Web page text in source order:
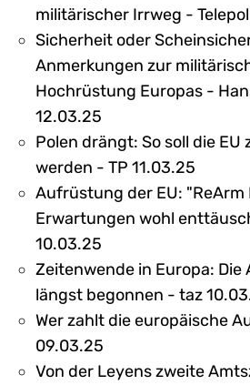
militärischer Irrweg -
Sicherheit oder
Anmerkungen zur
Hochrüstung Europas -
12.03.25
Polen drängt: So soll die EU
werden - TP 11.03.25
Aufrüstung der EU: "ReArm
Erwartungen wohl
10.03.25
Zeitenwende in Europa:
längst begonnen - taz
Wer zahlt die europäische
09.03.25
Von der Leyens zweite